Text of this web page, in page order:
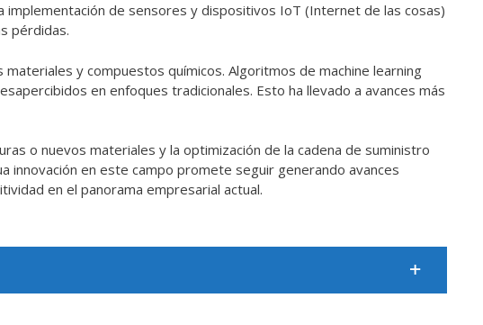
de sensores y dispositivos IoT (Internet de las cosas)
pérdidas.
y compuestos químicos. Algoritmos de machine learning
en enfoques tradicionales. Esto ha llevado a avances más
o nuevos materiales y la optimización de la cadena de suministro
innovación en este campo promete seguir generando avances
en el panorama empresarial actual.